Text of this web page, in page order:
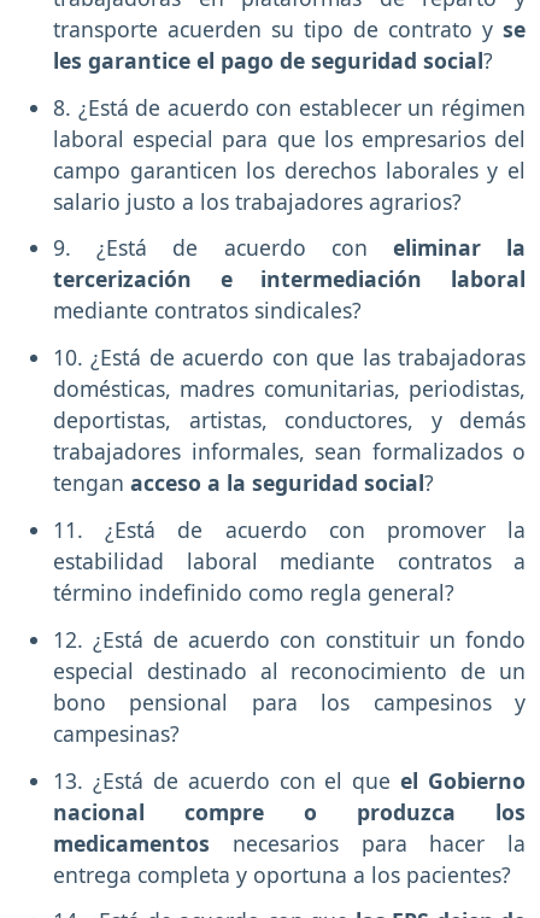
transporte acuerden su tipo de contrato y se
les garantice el pago de seguridad social?
8. ¿Está de acuerdo con establecer un régimen
laboral especial para que los empresarios del
campo garanticen los derechos laborales y el
salario justo a los trabajadores agrarios?
9. ¿Está de acuerdo con eliminar la
tercerización e intermediación laboral
mediante contratos sindicales?
10. ¿Está de acuerdo con que las trabajadoras
domésticas, madres comunitarias, periodistas,
deportistas, artistas, conductores, y demás
trabajadores informales, sean formalizados o
tengan acceso a la seguridad social?
11. ¿Está de acuerdo con promover la
estabilidad laboral mediante contratos a
término indefinido como regla general?
12. ¿Está de acuerdo con constituir un fondo
especial destinado al reconocimiento de un
bono pensional para los campesinos y
campesinas?
13. ¿Está de acuerdo con el queel Gobierno
nacional compre o produzca los
medicamentos necesarios para hacer la
entrega completa y oportuna a los pacientes?